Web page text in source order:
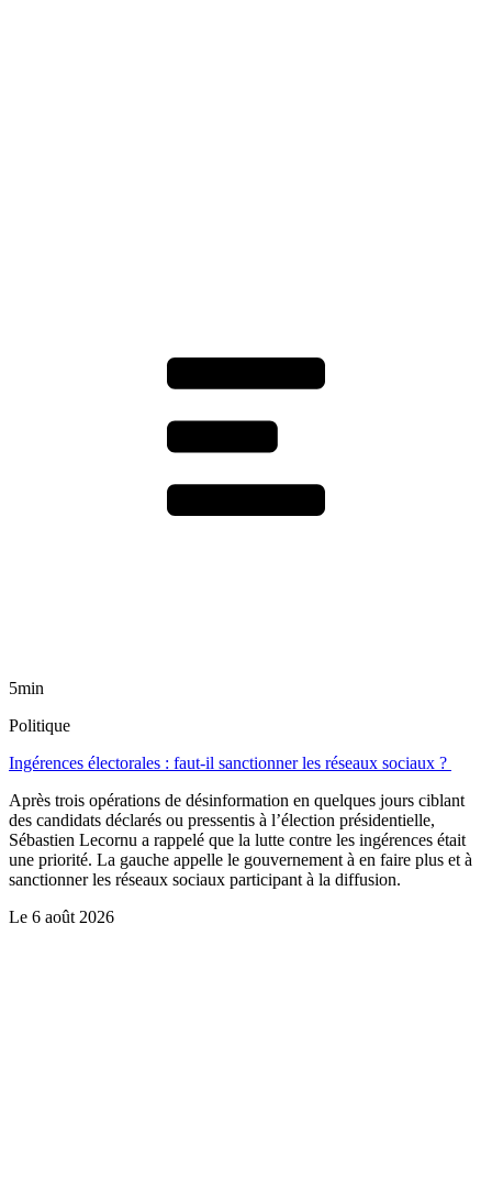
5min
Politique
Ingérences électorales : faut-il sanctionner les réseaux sociaux ?
Après trois opérations de désinformation en quelques jours ciblant
des candidats déclarés ou pressentis à l’élection présidentielle,
Sébastien Lecornu a rappelé que la lutte contre les ingérences était
une priorité. La gauche appelle le gouvernement à en faire plus et à
sanctionner les réseaux sociaux participant à la diffusion.
Le 6 août 2026